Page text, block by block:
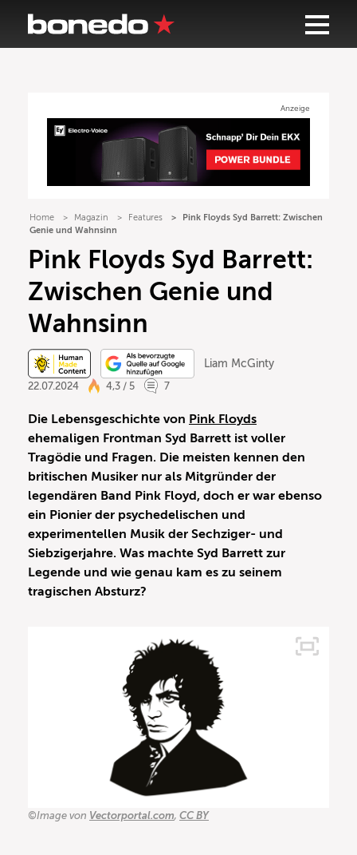
Anzeige
Home Magazin Features
Pink Floyds Syd Barrett: Zwischen
Genie und Wahnsinn
Pink Floyds Syd Barrett:
Zwischen Genie und
Wahnsinn
Liam McGinty
22.07.2024
4,3 / 5 7
Die Lebensgeschichte von Pink Floyds
ehemaligen Frontman Syd Barrett ist voller
Tragödie und Fragen. Die meisten kennen den
britischen Musiker nur als Mitgründer der
legendären Band Pink Floyd, doch er war ebenso
ein Pionier der psychedelischen und
experimentellen Musik der Sechziger- und
Siebzigerjahre. Was machte Syd Barrett zur
Legende und wie genau kam es zu seinem
tragischen Absturz?
©Image von Vectorportal.com, CC BY